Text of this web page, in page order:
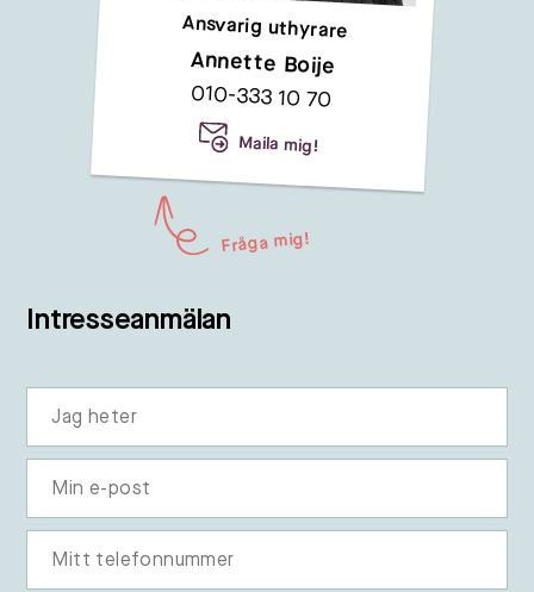
Intresseanmälan
Ansvarig uthyrare
Annette Boije
010-333 10 70
Maila mig!
Fråga mig!